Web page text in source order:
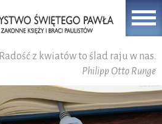
Radość z kwiatów to ślad raju w nas.
Philipp Otto Runge